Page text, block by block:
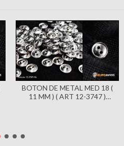
BOTON DE METAL MED 18 (
11 MM ) ( ART 12-3747 )